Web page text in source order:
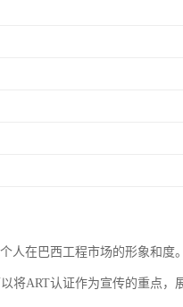
人在巴西工程市场的形象和
将ART认证作为宣传的重点